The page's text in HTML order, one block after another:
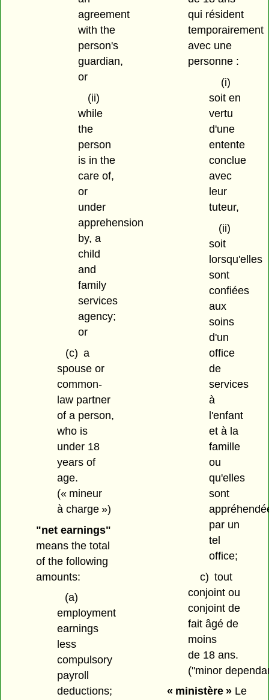
agreement
with the
person's
guardian,
or
(ii)
while
the
person
is in the
care of,
or
under
apprehension
by, a
child
and
family
services
agency;
or
(c) a
spouse or
common-
law partner
of a person,
who is
under 18
years of
age.
(« mineur
à charge »)
"net earnings"
means the total
of the following
amounts:
(a)
employment
earnings
less
compulsory
payroll
deductions;
qui résident
temporairement
avec une
personne :
(i)
soit en
vertu
d'une
entente
conclue
avec
leur
tuteur,
(ii)
soit
lorsqu'elles
sont
confiées
aux
soins
d'un
office
de
services
à
l'enfant
et à la
famille
ou
qu'elles
sont
par un
tel
office;
c) tout
conjoint ou
conjoint de
fait âgé de
moins
de 18 ans.
("minor
« ministère »Le